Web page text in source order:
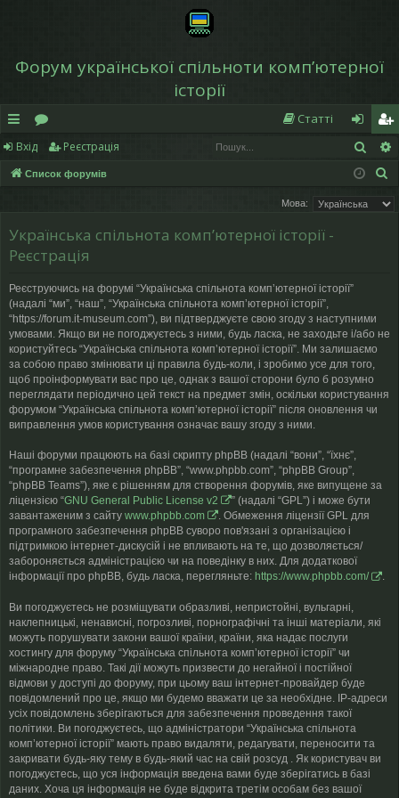
Форум української спільноти компʼютерної
історії
в
и
и
й
д
ос
ту
п
о
ру
и
Статті
хі
д
еє
ст
р
Вхід Реєстрація
Список форумів
Мова:
Українська спільнота компʼютерної історії -
Реєстрація
Реєструючись на форумі “Українська спільнота компʼютерної історії”
(надалі “ми”, “наш”, “Українська спільнота компʼютерної історії”,
“https://forum.it-museum.com”), ви підтверджуєте свою згоду з наступними
умовами. Якщо ви не погоджуєтесь з ними, будь ласка, не заходьте і/або не
користуйтесь “Українська спільнота компʼютерної історії”. Ми залишаємо
за собою право змінювати ці правила будь-коли, і зробимо усе для того,
щоб проінформувати вас про це, однак з вашої сторони було б розумно
переглядати періодично цей текст на предмет змін, оскільки користування
форумом “Українська спільнота компʼютерної історії” після оновлення чи
виправлення умов користування означає вашу згоду з ними.
Наші форуми працюють на базі скрипту phpBB (надалі “вони”, “їхнє”,
“програмне забезпечення phpBB”, “www.phpbb.com”, “phpBB Group”,
“phpBB Teams”), яке є рішенням для створення форумів, яке випущене за
ліцензією “GNU General Public License v2
” (надалі “GPL”) і може бути
завантаженим з сайту www.phpbb.com
. Обмеження ліцензії GPL для
програмного забезпечення phpBB суворо пов'язані з організацією і
підтримкою інтернет-дискусій і не впливають на те, що дозволяється/
забороняється адміністрацією чи на поведінку в них. Для додаткової
інформації про phpBB, будь ласка, перегляньте: https://www.phpbb.com/ .
Ви погоджуєтесь не розміщувати образливі, непристойні, вульгарні,
наклепницькі, ненависні, погрозливі, порнографічні та інші матеріали, які
можуть порушувати закони вашої країни, країни, яка надає послуги
хостингу для форуму “Українська спільнота компʼютерної історії” чи
міжнародне право. Такі дії можуть призвести до негайної і постійної
відмови у доступі до форуму, при цьому ваш інтернет-провайдер буде
повідомлений про це, якщо ми будемо вважати це за необхідне. IP-адреси
усіх повідомлень зберігаються для забезпечення проведення такої
політики. Ви погоджуєтесь, що адміністратори “Українська спільнота
компʼютерної історії” мають право видаляти, редагувати, переносити та
закривати будь-яку тему в будь-який час на свій розсуд . Як користувач ви
погоджуєтесь, що уся інформація введена вами буде зберігатись в базі
даних. Хоча ця інформація не буде відкрита третім особам без вашої